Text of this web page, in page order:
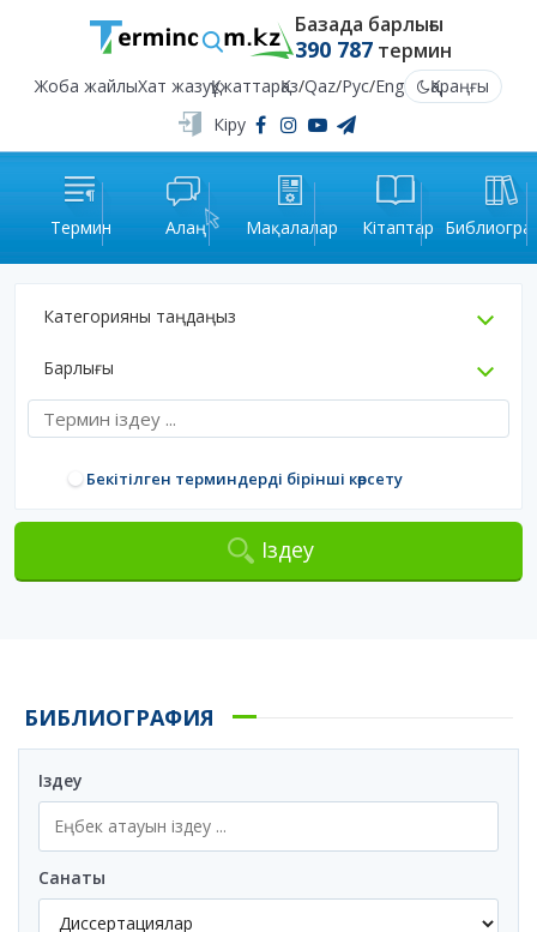
Базада барлығы
390 787термин
Жоба жайлыХат жазуҚұжаттарҚаз/Qaz/Рус/Eng
Қараңғы
Кіру
Термин Алаң Мақалалар Кітаптар
Категорияны таңдаңыз
Барлығы
Бекітілген терминдерді бірінші көрсету
Іздеу
БИБЛИОГРАФИЯ
Іздеу
Санаты